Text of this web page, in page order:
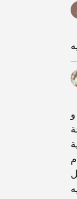
الطعام